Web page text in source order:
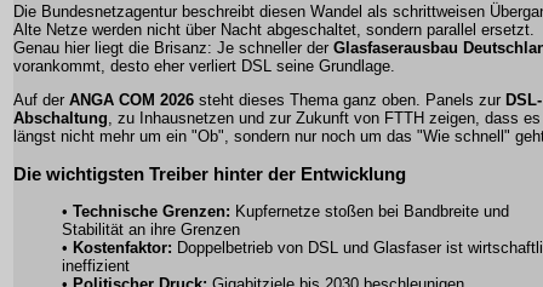
Die Bundesnetzagentur beschreibt diesen Wandel als schrittweisen
Alte Netze werden nicht über Nacht abgeschaltet, sondern parallel ersetzt.
Genau hier liegt die Brisanz: Je schneller der Glasfaserausbau
vorankommt, desto eher verliert DSL seine Grundlage.
Auf der ANGA COM 2026 steht dieses Thema ganz oben. Panels zur DSL-
Abschaltung , zu Inhausnetzen und zur Zukunft von FTTH zeigen, dass es
längst nicht mehr um ein "Ob", sondern nur noch um das "Wie schnell"
Die wichtigsten Treiber hinter der Entwicklung
• Technische Grenzen: Kupfernetze stoßen bei Bandbreite und
Stabilität an ihre Grenzen
• Kostenfaktor: Doppelbetrieb von DSL und Glasfaser ist
ineffizient